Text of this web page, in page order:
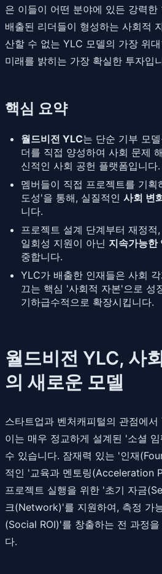
은 이들이 어떤 분야에 있든 강력한
배출된 리더들이 형성하는 사회적
산할 수 없는 YLC 모델의 가장 위
미래를 밝히는 가장 확실한 투자입
핵심 요약
월드비전 YLC는 단순 기부 모
더를 직접 양성하여 사회 문제
신적인 사회 공헌 플랫폼입니다.
멤버들이 직접 프로젝트를 기
도성'을 통해, 실질적인 사회 변
니다.
프로젝트 설계 단계부터 재정
일회성 지원이 아닌 지속가능한
중합니다.
YLC가 배출한 인재들은 사회
끄는 핵심 '사회적 자본'으로 성
기하급수적으로 확장시킵니다.
월드비전 YLC, 사
의 새로운 모델
스타트업과 벤처캐피털의 관점에서
이는 매우 정교하게 설계된 '소셜
수 있습니다. 잠재력 있는 '인재
적인 '교육과 멘토링(Acceleration
프로젝트 실행을 위한 '초기 자금
크(Network)'를 지원하여, 측정 가
(Social ROI)'를 창출하는 전 과정
다.